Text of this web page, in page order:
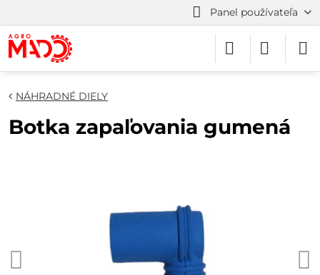
Panel používateľa
NÁHRADNÉ DIELY
Botka zapaľovania gumená